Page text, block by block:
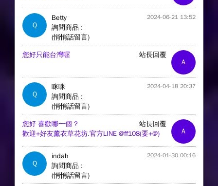
Q
Betty 2024-06-21 13:52
詢問商品 :
(悄悄話留言)
A
站長回覆
您好只能台灣喔
Q
咪咪 2024-04-18 20:37
詢問商品 :
(悄悄話留言)
A
站長回覆
您好 喜歡哪一個 ?
歡迎+好友薰衣草花坊.官方LINE @ff108(要+@)
Q
indah 2024-01-30 00:16
詢問商品 :
(悄悄話留言)